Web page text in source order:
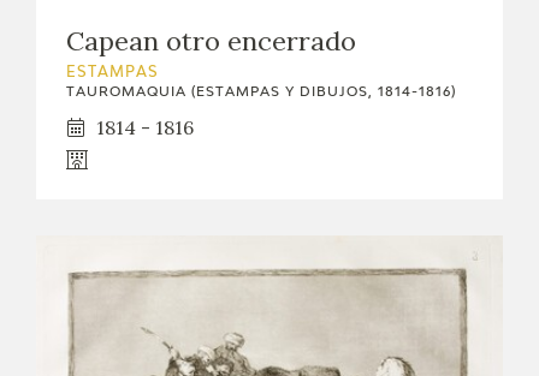
Capean otro encerrado
ESTAMPAS
TAUROMAQUIA (ESTAMPAS Y DIBUJOS, 1814-1816)
1814 - 1816